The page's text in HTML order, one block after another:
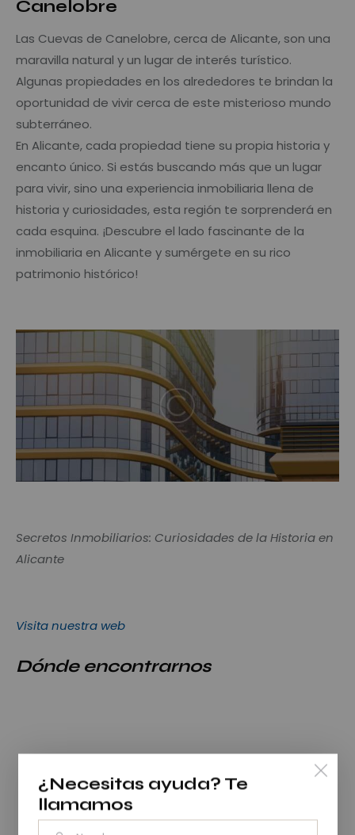
Canelobre
Las Cuevas de Canelobre, cerca de Alicante, son una
maravilla natural y un lugar de interés turístico.
Algunas propiedades en los alrededores te brindan la
oportunidad de vivir cerca de este misterioso mundo
subterráneo.
En Alicante, cada propiedad tiene su propia historia y
encanto único. Si estás buscando más que un lugar
para vivir, sino una experiencia inmobiliaria llena de
historia y curiosidades, esta región te sorprenderá en
cada esquina. ¡Descubre el lado fascinante de la
inmobiliaria en Alicante y sumérgete en su rico
patrimonio histórico!
Secretos Inmobiliarios: Curiosidades de la Historia en
Alicante
Visita nuestra web
Dónde encontrarnos
¿Necesitas ayuda? Te
llamamos